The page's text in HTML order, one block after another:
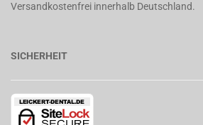
Versandkostenfrei innerhalb Deutschland.
SICHERHEIT